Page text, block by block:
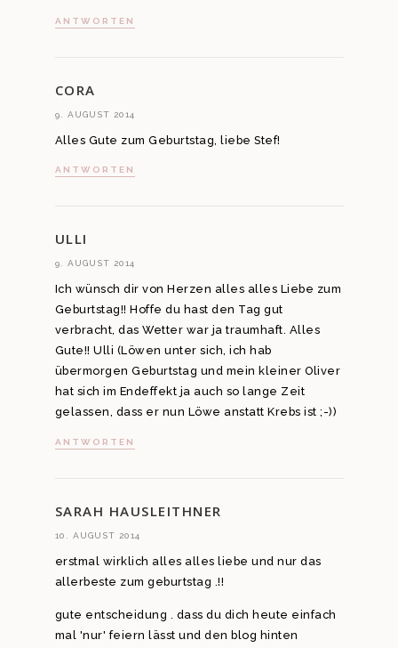
ANTWORTEN
CORA
9. AUGUST 2014
Alles Gute zum Geburtstag, liebe Stef!
ANTWORTEN
ULLI
9. AUGUST 2014
Ich wünsch dir von Herzen alles alles Liebe zum
Geburtstag!! Hoffe du hast den Tag gut
verbracht, das Wetter war ja traumhaft. Alles
Gute!! Ulli (Löwen unter sich, ich hab
übermorgen Geburtstag und mein kleiner Oliver
hat sich im Endeffekt ja auch so lange Zeit
gelassen, dass er nun Löwe anstatt Krebs ist ;-))
ANTWORTEN
SARAH HAUSLEITHNER
10. AUGUST 2014
erstmal wirklich alles alles liebe und nur das
allerbeste zum geburtstag .!!
gute entscheidung . dass du dich heute einfach
mal 'nur' feiern lässt und den blog hinten